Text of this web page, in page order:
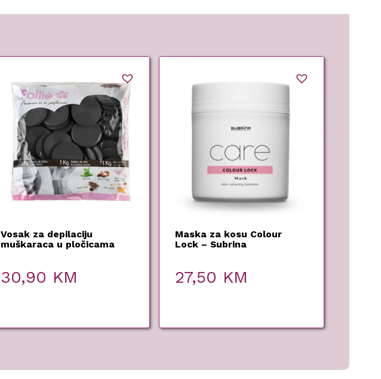
Vosak za depilaciju
muškaraca u pločicama
30,90 KM
Maska za kosu Colour
Lock – Subrina
27,50 KM